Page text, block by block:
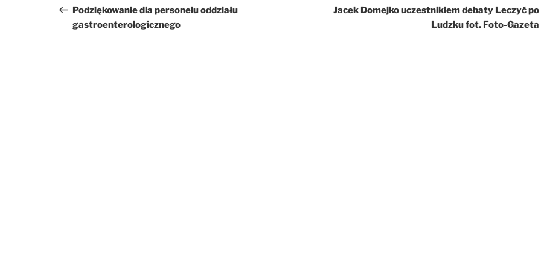
wpis
Podziękowanie dla personelu oddziału
gastroenterologicznego
Jacek Domejko uczestnikiem debaty Leczyć po
Ludzku fot. Foto-Gazeta